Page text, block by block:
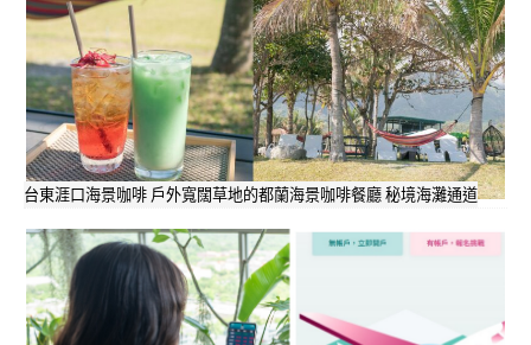
台東涯口海景咖啡 戶外寬闊草地的都蘭海景咖啡餐廳 秘境海灘通道